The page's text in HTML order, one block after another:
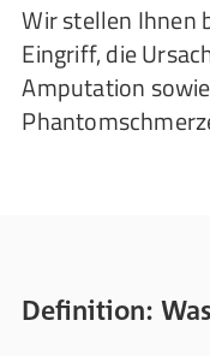
Wir stellen Ihnen
Eingriff, die
Amputation
Definition: